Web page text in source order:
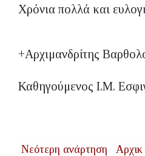
Χρόνια πολλά και
+Αρχιμανδρίτης
Καθηγούμενος Ι.Μ.
Νεότερη ανάρτηση
Αρχικ